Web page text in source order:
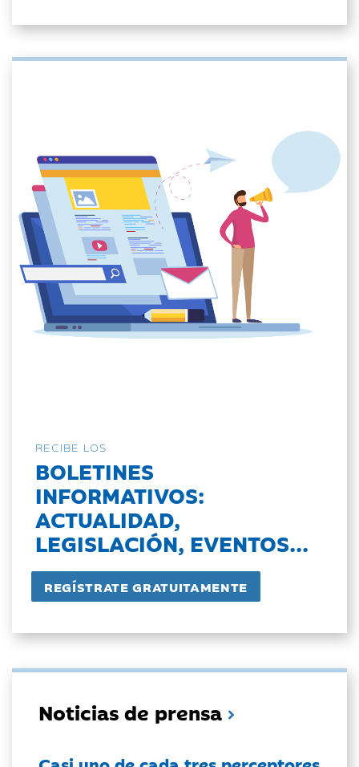
RECIBE LOS
BOLETINES
INFORMATIVOS:
ACTUALIDAD,
LEGISLACIÓN, EVENTOS...
Noticias de prensa